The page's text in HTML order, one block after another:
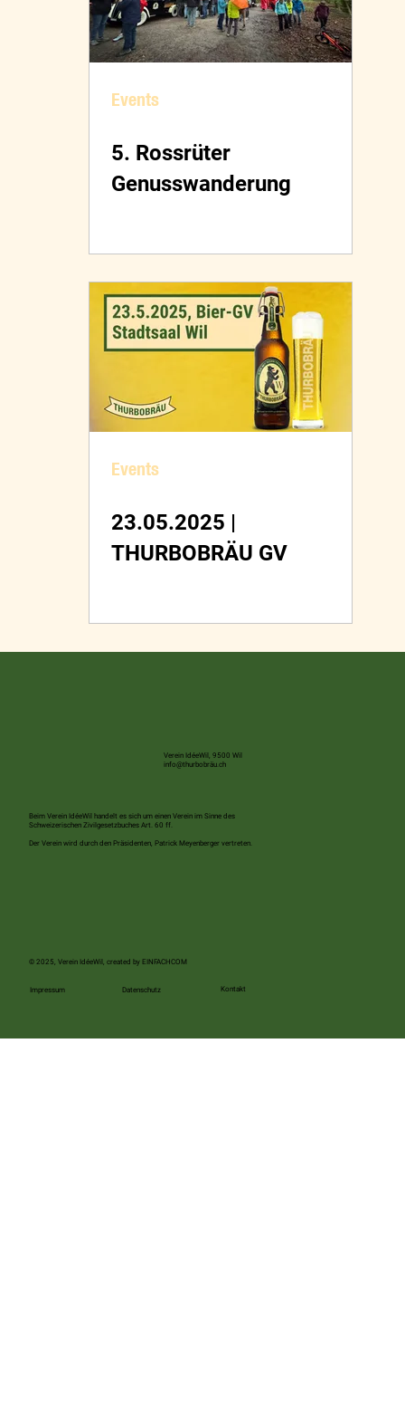
Events
5. Rossrüter
Genusswanderung
Events
23.05.2025 |
THURBOBRÄU GV
Verein IdéeWil, 9500 Wil
info@thurbobräu.ch
Beim Verein IdéeWil handelt es sich um einen Verein im Sinne des
Schweizerischen Zivilgesetzbuches Art. 60 ff.
Der Verein wird durch den Präsidenten, Patrick Meyenberger vertreten.
© 2025, Verein IdéeWil, created by EINFACHCOM
Impressum Datenschutz Kontakt